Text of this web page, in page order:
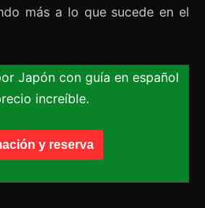
más a lo que sucede en el
Japón con guía en español
increíble.
y reserva